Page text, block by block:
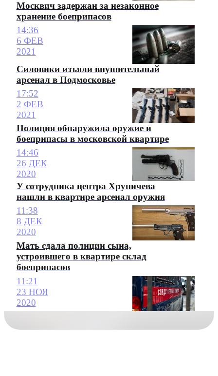
Москвич задержан за незаконное
хранение боеприпасов
14:36
6 ФЕВ
2021
Силовики изъяли внушительный
арсенал в Подмосковье
17:52
2 ФЕВ
2021
Полиция обнаружила оружие и
боеприпасы в московской квартире
14:46
26 ДЕК
2020
У сотрудника центра Хруничева
нашли в квартире арсенал оружия
11:38
8 ДЕК
2020
Мать сдала полиции сына,
устроившего в квартире склад
боеприпасов
11:21
23 НОЯ
2020